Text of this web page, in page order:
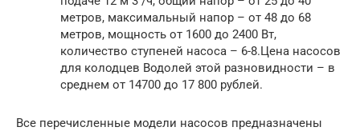
метров, максимальный напор – от 48 до 68
метров, мощность от 1600 до 2400 Вт,
количество ступеней насоса – 6-8.Цена насосов
для колодцев Водолей этой разновидности – в
среднем от 14700 до 17 800 рублей.
Все перечисленные модели насосов предназначены